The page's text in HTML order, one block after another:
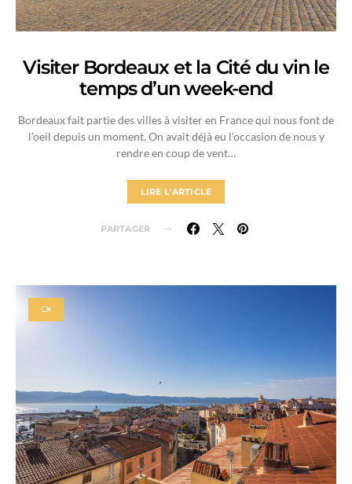
Visiter Bordeaux et la Cité du vin le
temps d’un week-end
Bordeaux fait partie des villes à visiter en France qui nous font de
l’oeil depuis un moment. On avait déjà eu l’occasion de nous y
rendre en coup de vent…
LIRE L'ARTICLE
PARTAGER